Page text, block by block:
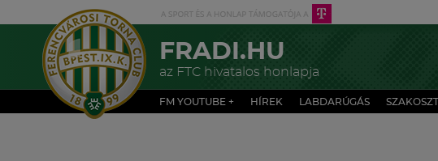
FRADI.HU
az FTC hivatalos honlapja
FM YOUTUBE + HÍREK LABDARÚGÁS